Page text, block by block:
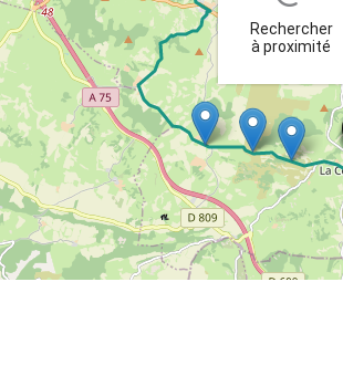
Rechercher
à proximité